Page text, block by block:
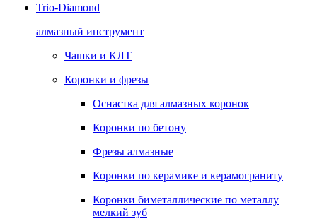
Trio-Diamond
алмазный инструмент
Чашки и КЛТ
Коронки и фрезы
Оснастка для алмазных коронок
Коронки по бетону
Фрезы алмазные
Коронки по керамике и керамограниту
Коронки биметаллические по металлу
мелкий зуб